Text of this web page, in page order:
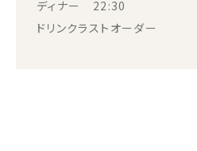
ディナー 22:30
ドリンクラストオーダー